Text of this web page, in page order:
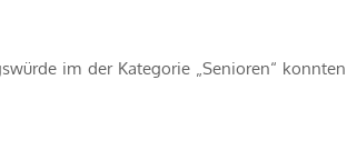
im der Kategorie „Senioren“ konnten